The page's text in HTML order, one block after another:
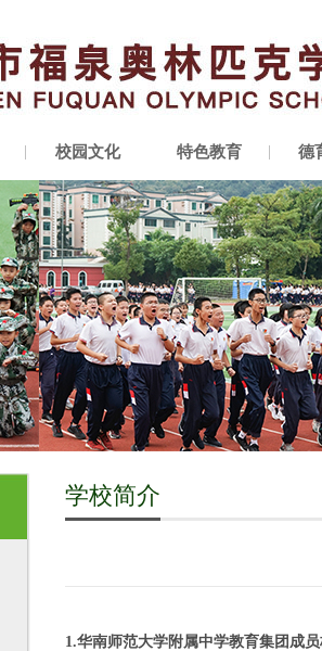
校园文化 特色教育 德
学校简介
1.华南师范大学附属中学教育集团成